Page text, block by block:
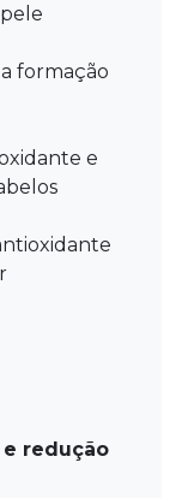
formação
e
redução